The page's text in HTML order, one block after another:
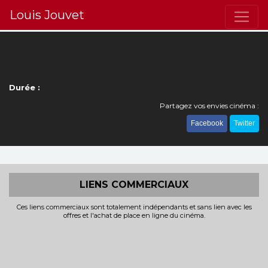
Louis Jouvet
Durée :
Partagez vos envies cinéma :
Facebook Twitter
LIENS COMMERCIAUX
Ces liens commerciaux sont totalement indépendants et sans lien avec les
offres et l'achat de place en ligne du cinéma.